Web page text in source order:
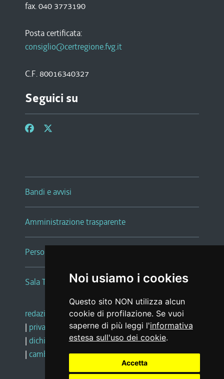
Noi usiamo i cookies
Questo sito NON utilizza alcun
cookie di profilazione. Se vuoi
saperne di più leggi l'informativa
estesa sull'uso dei cookie.
Accetta
fax. 040 3773190
Posta certificata:
consiglio@certregione.fvg.it
C.F. 80016340327
Seguici su
Bandi e avvisi
Amministrazione trasparente
Persone e Uffici
Sala Tiziano Tessitori
redazione web |note legali |glossario
| privacy
social media policy
| dichiarazione di accessibilità |feedback
| cambio preferenze cookie